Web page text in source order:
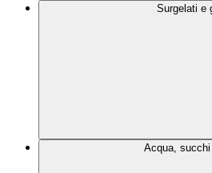
Surgelati e
Acqua,